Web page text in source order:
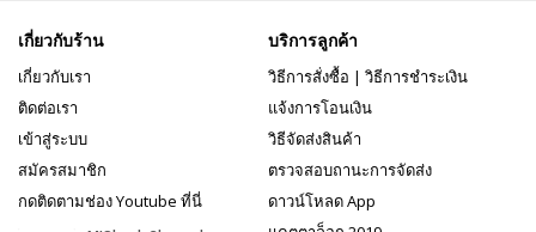
เกี่ยวกับร้าน
เกี่ยวกับเรา
ติดต่อเรา
เข้าสู่ระบบ
สมัครสมาชิก
กดติดตามช่อง Youtube ที่นี่
บริการลูกค้า
วิธีการสั่งซื้อ | วิธีการชำระเงิน
แจ้งการโอนเงิน
วิธีจัดส่งสินค้า
ตรวจสอบถานะการจัดส่ง
ดาวน์โหลด App